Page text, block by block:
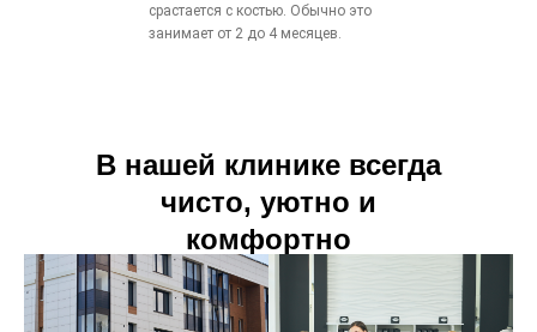
срастается с костью. Обычно это
занимает от 2 до 4 месяцев.
В нашей клинике всегда
чисто, уютно и
комфортно